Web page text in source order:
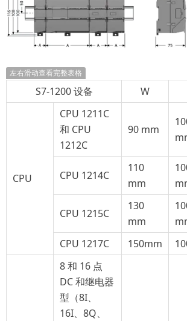
左右滑动查看完整表格
S7-1200 设备 W
CPU
CPU 1211C
和 CPU
1212C
90 mm
100
mm
CPU 1214C
110
mm
100
mm
CPU 1215C
130
mm
100
mm
CPU 1217C
150mm
8 和 16 点
DC 和继电器
型（8I、
16I、8Q、